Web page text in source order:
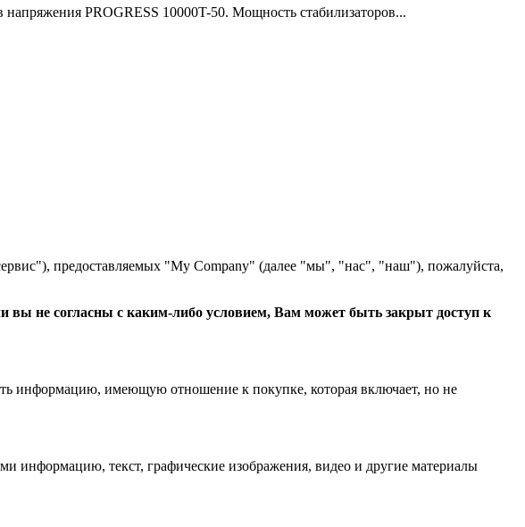
напряжения PROGRESS 10000T-50. Мощность стабилизаторов...
предоставляемых "My Company" (далее "мы", "нас", "наш"), пожалуйста,
вы не согласны с каким-либо условием, Вам может быть закрыт доступ к
информацию, имеющую отношение к покупке, которая включает, но не
информацию, текст, графические изображения, видео и другие материалы